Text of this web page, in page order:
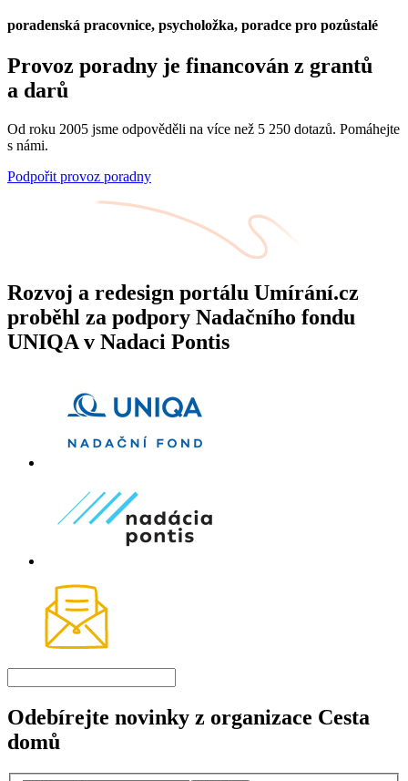
poradenská pracovnice, psycholožka, poradce pro pozůstalé
Provoz poradny je financován z grantů
a darů
Od roku 2005 jsme odpověděli na více než 5 250 dotazů. Pomáhejte
s námi.
Podpořit provoz poradny
Rozvoj a redesign portálu Umírání.cz
proběhl za podpory Nadačního fondu
UNIQA v Nadaci Pontis
Odebírejte novinky z organizace Cesta
domů